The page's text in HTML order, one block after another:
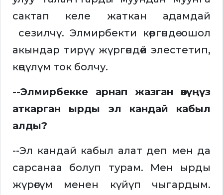
сактап келе жаткан адамдай
сезилчү. Элмирбекти көргөндө ошол
акындар тирүү жүргөндөй элестетип,
көңүлүм ток болчу.
--Элмирбекке арнап жазган өзүңүз
аткарган ырды эл кандай кабыл
алды?
--Эл кандай кабыл алат деп мен да
сарсанаа болуп турам. Мен ырды
жүрөгүм менен күйүп чыгардым.